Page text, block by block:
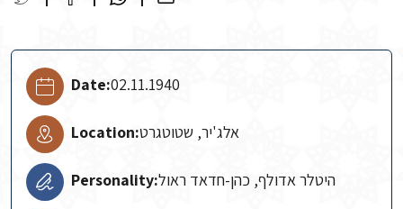
Date:02.11.1940
Location:אלג'יר, שטוטגרט
Personality:היטלר אדולף, כהן-חדאד ראול